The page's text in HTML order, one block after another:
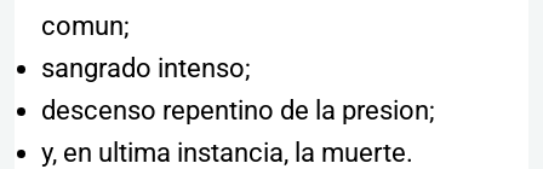
comun;
sangrado intenso;
descenso repentino de la presion;
y, en ultima instancia, la muerte.